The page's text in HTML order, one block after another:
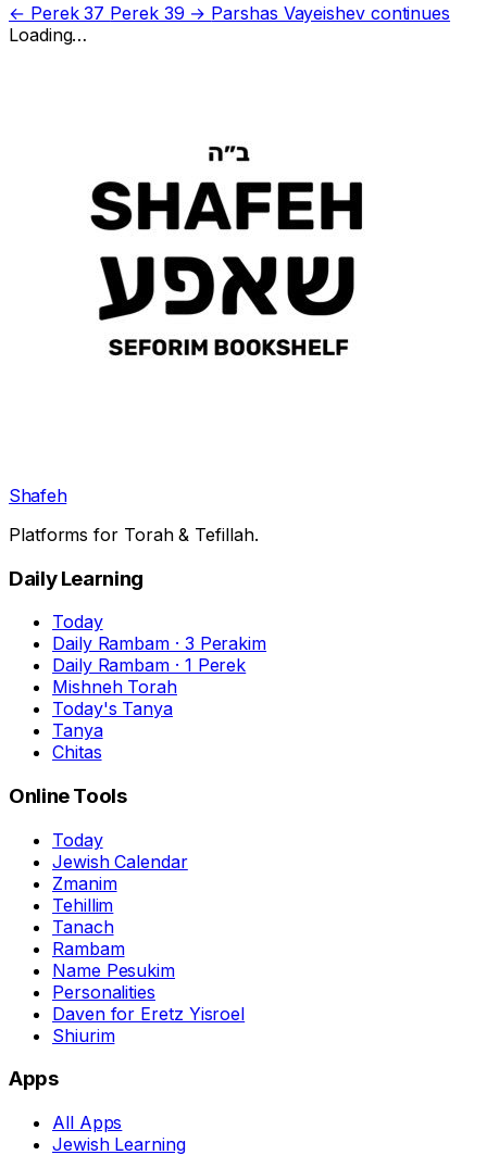
← Perek 37 Perek 39 → Parshas Vayeishev continues
Loading…
Shafeh
Platforms for Torah & Tefillah.
Daily Learning
Today
Daily Rambam · 3 Perakim
Daily Rambam · 1 Perek
Mishneh Torah
Today's Tanya
Tanya
Chitas
Online Tools
Today
Jewish Calendar
Zmanim
Tehillim
Tanach
Rambam
Name Pesukim
Personalities
Daven for Eretz Yisroel
Shiurim
Apps
All Apps
Jewish Learning